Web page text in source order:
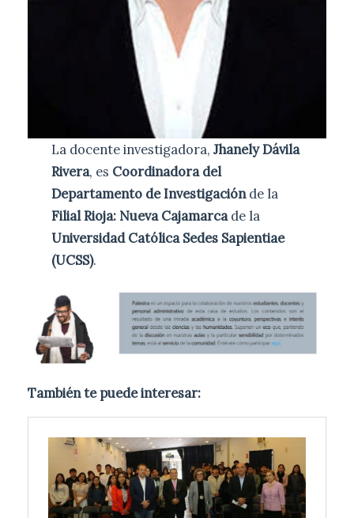
La docente investigadora,Jhanely Dávila
Rivera, es Coordinadora del
Departamento de Investigaciónde la
Filial Rioja: Nueva Cajamarcade la
Universidad Católica Sedes Sapientiae
(UCSS).
También te puede interesar: